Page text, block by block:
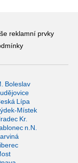
reklamní prvky
Boleslav
Lípa
Místek
Kr.
n.N.